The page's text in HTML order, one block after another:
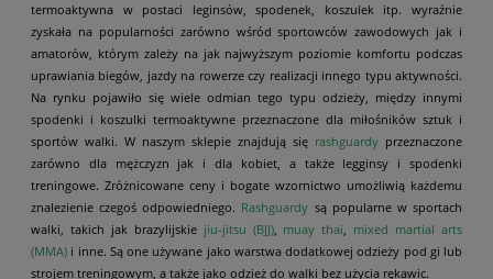
termoaktywna w postaci leginsów, spodenek, koszulek itp. wyraźnie
zyskała na popularności zarówno wśród sportowców zawodowych jak i
amatorów, którym zależy na jak najwyższym poziomie komfortu podczas
uprawiania biegów, jazdy na rowerze czy realizacji innego typu aktywności.
Na rynku pojawiło się wiele odmian tego typu odzieży, między innymi
spodenki i koszulki termoaktywne przeznaczone dla miłośników sztuk i
sportów walki. W naszym sklepie znajdują się rashguardy przeznaczone
zarówno dla mężczyzn jak i dla kobiet, a także legginsy i spodenki
treningowe. Zróżnicowane ceny i bogate wzornictwo umożliwią każdemu
znalezienie czegoś odpowiedniego. Rashguardy są popularne w sportach
walki, takich jak brazylijskie jiu-jitsu (BJJ), muay thai
mixed martial arts
(MMA) i inne. Są one używane jako warstwa dodatkowej odzieży pod gi lub
strojem treningowym, a także jako odzież do walki bez użycia rękawic.